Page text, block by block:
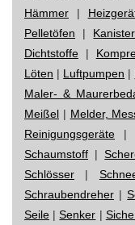
Hämmer |
Pelletöfen |
Dichtstoffe |
Löten | Luftpumpen |
Maler- &
Meißel | Melder,
Reinigungsgeräte |
Schaumstoff |
Schlösser |
Schraubendreher |
Seile |Senker |